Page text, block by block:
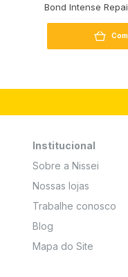
Bond Intense
Institucional
Sobre a Nissei
Nossas lojas
Trabalhe conosco
Blog
Mapa do Site